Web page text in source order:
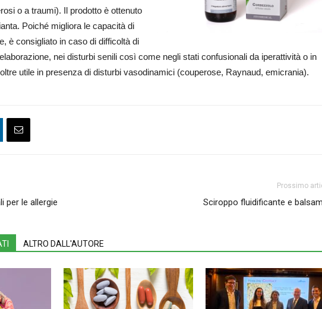
o a traumi). Il prodotto è ottenuto
Poiché migliora le capacità di
è consigliato in caso di difficoltà di
nei disturbi senili così come negli stati confusionali da iperattività o in
utile in presenza di disturbi vasodinamici (couperose, Raynaud, emicrania).
per le allergie
Prossimo
Sciroppo fluidificante e
ALTRO DALL'AUTORE